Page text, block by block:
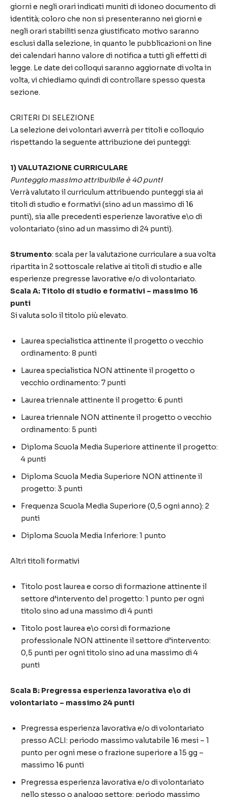
giorni e negli orari indicati muniti di idoneo documento di
identità; coloro che non si presenteranno nei giorni e
negli orari stabiliti senza giustificato motivo saranno
esclusi dalla selezione, in quanto le pubblicazioni on line
dei calendari hanno valore di notifica a tutti gli effetti di
legge. Le date dei colloqui saranno aggiornate di volta in
volta, vi chiediamo quindi di controllare spesso questa
sezione.
CRITERI DI SELEZIONE
La selezione dei volontari avverrà per titoli e colloquio
rispettando la seguente attribuzione dei punteggi:
1) VALUTAZIONE CURRICULARE
Punteggio massimo attribuibile è 40 punti
Verrà valutato il curriculum attribuendo punteggi sia ai
titoli di studio e formativi (sino ad un massimo di 16
punti), sia alle precedenti esperienze lavorative e\o di
volontariato (sino ad un massimo di 24 punti).
Strumento: scala per la valutazione curriculare a sua volta
ripartita in 2 sottoscale relative ai titoli di studio e alle
esperienze pregresse lavorative e/o di volontariato.
Scala A: Titolo di studio e formativi – massimo 16
punti
Si valuta solo il titolo più elevato.
Laurea specialistica attinente il progetto o vecchio
ordinamento: 8 punti
Laurea specialistica NON attinente il progetto o
vecchio ordinamento: 7 punti
Laurea triennale attinente il progetto: 6 punti
Laurea triennale NON attinente il progetto o vecchio
ordinamento: 5 punti
Diploma Scuola Media Superiore attinente il progetto:
4 punti
Diploma Scuola Media Superiore NON attinente il
progetto: 3 punti
Frequenza Scuola Media Superiore (0,5 ogni anno): 2
punti
Diploma Scuola Media Inferiore: 1 punto
Altri titoli formativi
Titolo post laurea e corso di formazione attinente il
settore d’intervento del progetto: 1 punto per ogni
titolo sino ad una massimo di 4 punti
Titolo post laurea e\o corsi di formazione
professionale NON attinente il settore d’intervento:
0,5 punti per ogni titolo sino ad una massimo di 4
punti
Scala B: Pregressa esperienza lavorativa e\o di
volontariato – massimo 24 punti
Pregressa esperienza lavorativa e/o di volontariato
presso ACLI: periodo massimo valutabile 16 mesi – 1
punto per ogni mese o frazione superiore a 15 gg –
massimo 16 punti
Pregressa esperienza lavorativa e/o di volontariato
nello stesso o analogo settore: periodo massimo